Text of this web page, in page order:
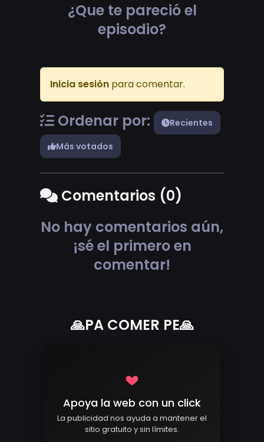
¿Que te pareció el
episodio?
Inicia sesión para comentar.
Ordenar por:
Recientes
Más votados
Comentarios (0)
No hay comentarios aún,
¡sé el primero en
comentar!
🙏PA COMER PE🙏
Apoya la web con un click
La publicidad nos ayuda a mantener el
sitio gratuito y sin límites.